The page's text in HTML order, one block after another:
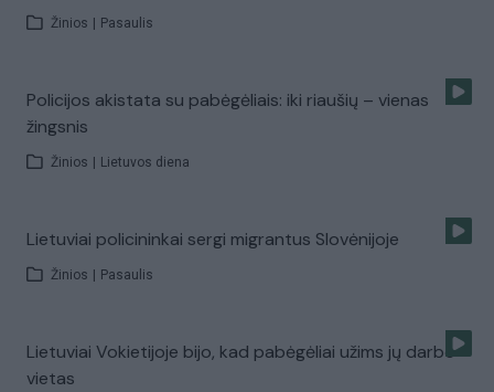
Žinios Pasaulis
Policijos akistata su pabėgėliais: iki riaušių – vienas
žingsnis
Žinios Lietuvos diena
Lietuviai policininkai sergi migrantus Slovėnijoje
Žinios Pasaulis
Lietuviai Vokietijoje bijo, kad pabėgėliai užims jų darbo
vietas